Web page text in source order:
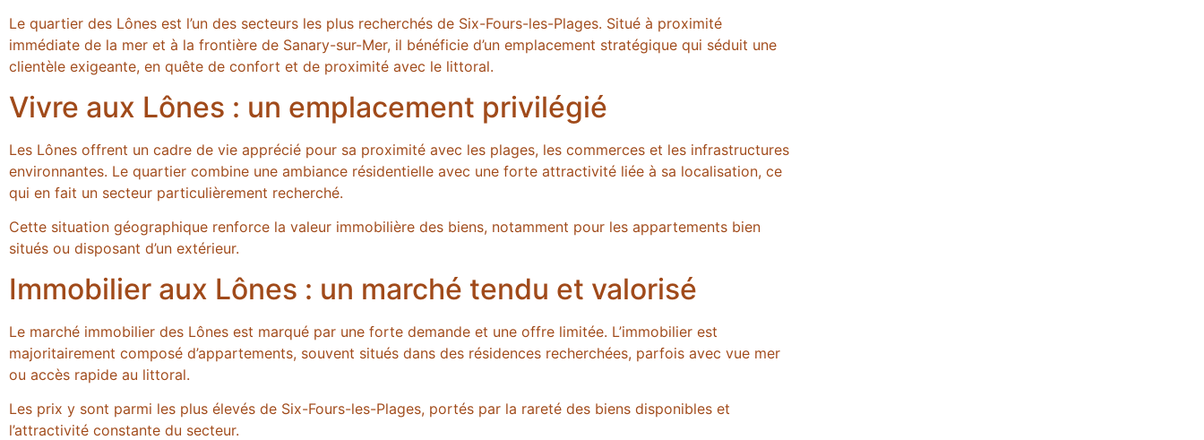
Le quartier des Lônes est l’un des secteurs les plus recherchés de Six-Fours-les-Plages. Situé à proximité
immédiate de la mer et à la frontière de Sanary-sur-Mer, il bénéficie d’un emplacement stratégique qui séduit une
clientèle exigeante, en quête de confort et de proximité avec le littoral.
Vivre aux Lônes : un emplacement privilégié
Les Lônes offrent un cadre de vie apprécié pour sa proximité avec les plages, les commerces et les infrastructures
environnantes. Le quartier combine une ambiance résidentielle avec une forte attractivité liée à sa localisation, ce
qui en fait un secteur particulièrement recherché.
Cette situation géographique renforce la valeur immobilière des biens, notamment pour les appartements bien
situés ou disposant d’un extérieur.
Immobilier aux Lônes : un marché tendu et valorisé
Le marché immobilier des Lônes est marqué par une forte demande et une offre limitée. L’immobilier est
majoritairement composé d’appartements, souvent situés dans des résidences recherchées, parfois avec vue mer
ou accès rapide au littoral.
Les prix y sont parmi les plus élevés de Six-Fours-les-Plages, portés par la rareté des biens disponibles et
l’attractivité constante du secteur.